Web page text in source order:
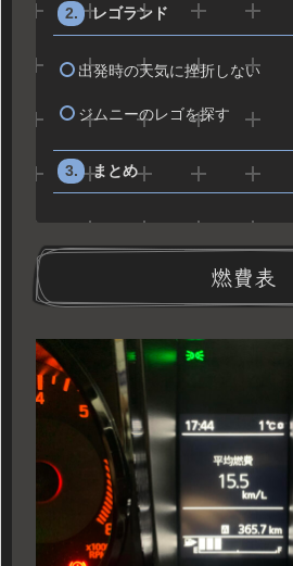
レゴランド
出発時の天気に挫折しない
ジムニーのレゴを探す
まとめ
燃費表